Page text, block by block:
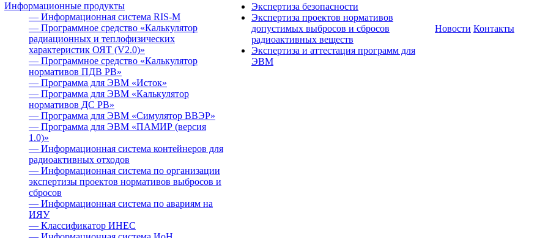
Информационные продукты
— Информационная система RIS-M
— Программное средство «Калькулятор
радиационных и теплофизических
характеристик ОЯТ (V2.0)»
— Программное средство «Калькулятор
нормативов ПДВ РВ»
— Программа для ЭВМ «Исток»
— Программа для ЭВМ «Калькулятор
нормативов ДС РВ»
— Программа для ЭВМ «Симулятор ВВЭР»
— Программа для ЭВМ «ПАМИР (версия
1.0)»
— Информационная система контейнеров для
радиоактивных отходов
— Информационная система по организации
экспертизы проектов нормативов выбросов и
сбросов
— Информационная система по авариям на
ИЯУ
— Классификатор ИНЕС
Экспертиза безопасности
Экспертиза проектов нормативов
допустимых выбросов и сбросов
радиоактивных веществ
Экспертиза и аттестация программ для
ЭВМ
Новости Контакты